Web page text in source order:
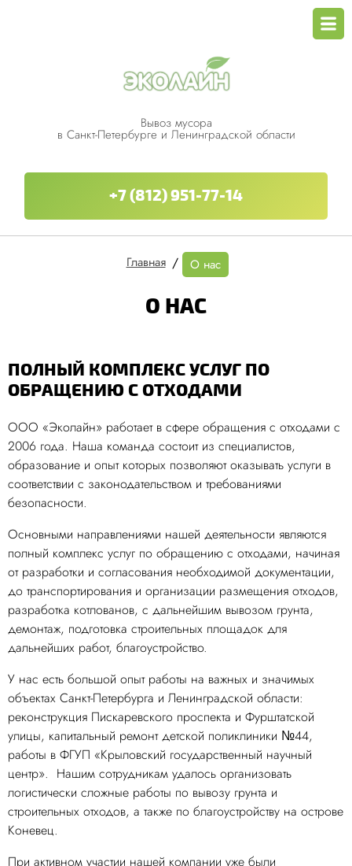
Вывоз мусора
в Санкт-Петербурге и Ленинградской области
+7 (812) 951-77-14
Главная / О нас
О НАС
ПОЛНЫЙ КОМПЛЕКС УСЛУГ ПО
ОБРАЩЕНИЮ С ОТХОДАМИ
ООО «Эколайн» работает в сфере обращения с отходами с
2006 года. Наша команда состоит из специалистов,
образование и опыт которых позволяют оказывать услуги в
соответствии с законодательством и требованиями
безопасности.
Основными направлениями нашей деятельности являются
полный комплекс услуг по обращению с отходами, начиная
от разработки и согласования необходимой документации,
до транспортирования и организации размещения отходов,
разработка котлованов, с дальнейшим вывозом грунта,
демонтаж, подготовка строительных площадок для
дальнейших работ, благоустройство.
У нас есть большой опыт работы на важных и значимых
объектах Санкт-Петербурга и Ленинградской области:
реконструкция Пискаревского проспекта и Фурштатской
улицы, капитальный ремонт детской поликлиники №44,
работы в ФГУП «Крыловский государственный научный
центр». Нашим сотрудникам удалось организовать
логистически сложные работы по вывозу грунта и
строительных отходов, а также по благоустройству на острове
Коневец.
При активном участии нашей компании уже были